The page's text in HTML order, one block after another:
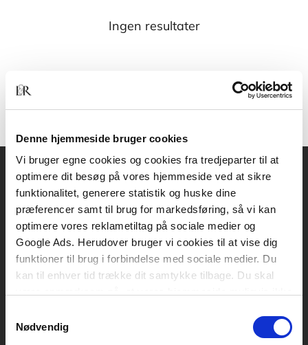
Denne hjemmeside bruger cookies
Vi bruger egne cookies og cookies fra tredjeparter til at
optimere dit besøg på vores hjemmeside ved at sikre
funktionalitet, generere statistik og huske dine
præferencer samt til brug for markedsføring, så vi kan
optimere vores reklametiltag på sociale medier og
Google Ads. Herudover bruger vi cookies til at vise dig
funktioner til brug i forbindelse med sociale medier. Du
kan til enhver tid trække dit samtykke tilbage. Du skal
tilbagetrækker et samtykke.
Nødvendig
Ingen resultater
Akademisk Forlag
Vognmagergade 11
1120 København K
CVR 76351910
Kontakt kundeservice